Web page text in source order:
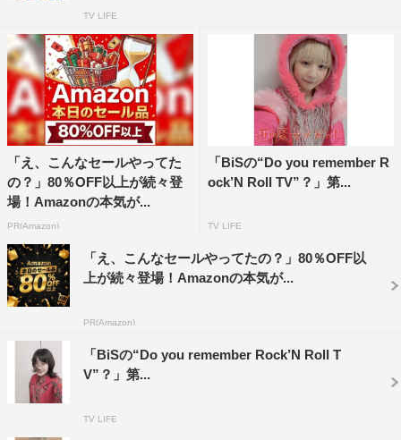
TV LIFE
「え、こんなセールやってた
の？」80％OFF以上が続々登
場！Amazonの本気が...
PR(Amazon)
「BiSの“Do you remember R
ock’N Roll TV”？」第...
TV LIFE
「え、こんなセールやってたの？」80％OFF以
上が続々登場！Amazonの本気が...
PR(Amazon)
「BiSの“Do you remember Rock’N Roll T
V”？」第...
TV LIFE